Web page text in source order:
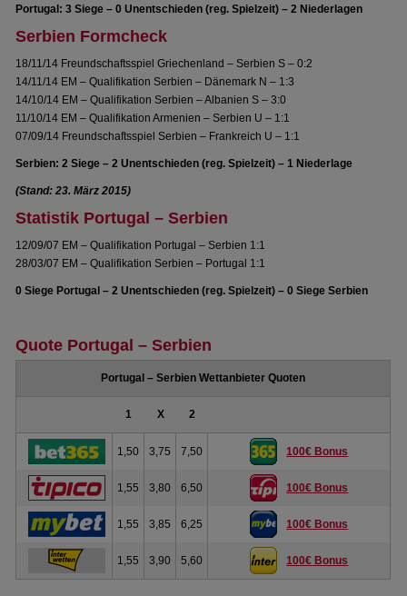
Portugal: 3 Siege – 0 Unentschieden (reg. Spielzeit) – 2 Niederlagen
Serbien Formcheck
18/11/14 Freundschaftsspiel Griechenland – Serbien S – 0:2
14/11/14 EM – Qualifikation Serbien – Dänemark N – 1:3
14/10/14 EM – Qualifikation Serbien – Albanien S – 3:0
11/10/14 EM – Qualifikation Armenien – Serbien U – 1:1
07/09/14 Freundschaftsspiel Serbien – Frankreich U – 1:1
Serbien: 2 Siege – 2 Unentschieden (reg. Spielzeit) – 1 Niederlage
(Stand: 23. März 2015)
Statistik Portugal – Serbien
12/09/07 EM – Qualifikation Portugal – Serbien 1:1
28/03/07 EM – Qualifikation Serbien – Portugal 1:1
0 Siege Portugal – 2 Unentschieden (reg. Spielzeit) – 0 Siege Serbien
Quote Portugal – Serbien
Portugal – Serbien Wettanbieter Quoten
1 X 2
1,50 3,75 7,50 100€ Bonus
1,55 3,80 6,50 100€ Bonus
1,55 3,85 6,25 100€ Bonus
1,55 3,90 5,60 100€ Bonus